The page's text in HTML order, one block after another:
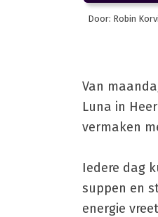
Door: Robin
Van
Luna in
vermaken
Iedere dag
suppen en
energie